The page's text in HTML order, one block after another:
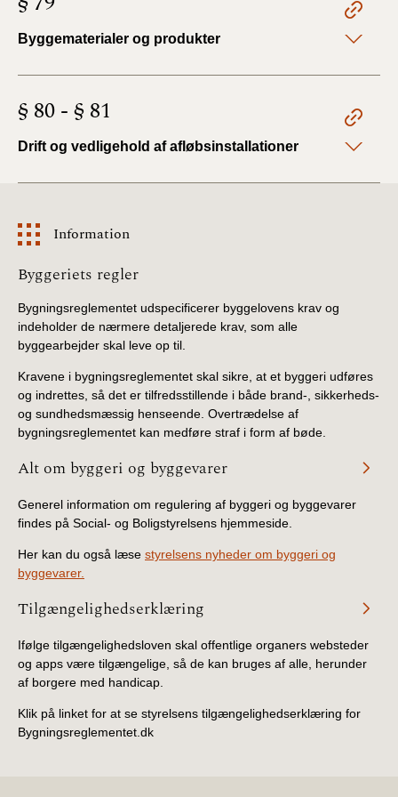
Byggematerialer og produkter
§ 80 - § 81
Drift og vedligehold af afløbsinstallationer
Information
Information
Byggeriets regler
Bygningsreglementet udspecificerer byggelovens krav og
indeholder de nærmere detaljerede krav, som alle
byggearbejder skal leve op til.
Kravene i bygningsreglementet skal sikre, at et byggeri udføres
og indrettes, så det er tilfredsstillende i både brand-, sikkerheds-
og sundhedsmæssig henseende. Overtrædelse af
bygningsreglementet kan medføre straf i form af bøde.
Alt om byggeri og byggevarer
Generel information om regulering af byggeri og byggevarer
findes på Social- og Boligstyrelsens hjemmeside.
Her kan du også læse styrelsens nyheder om byggeri og
byggevarer.
Tilgængelighedserklæring
Ifølge tilgængelighedsloven skal offentlige organers websteder
og apps være tilgængelige, så de kan bruges af alle, herunder
af borgere med handicap.
Klik på linket for at se styrelsens tilgængelighedserklæring for
Bygningsreglementet.dk